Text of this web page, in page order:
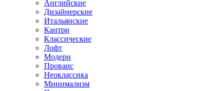
Английские
Дизайнерские
Итальянские
Кантри
Классические
Лофт
Модерн
Прованс
Неоклассика
Минимализм